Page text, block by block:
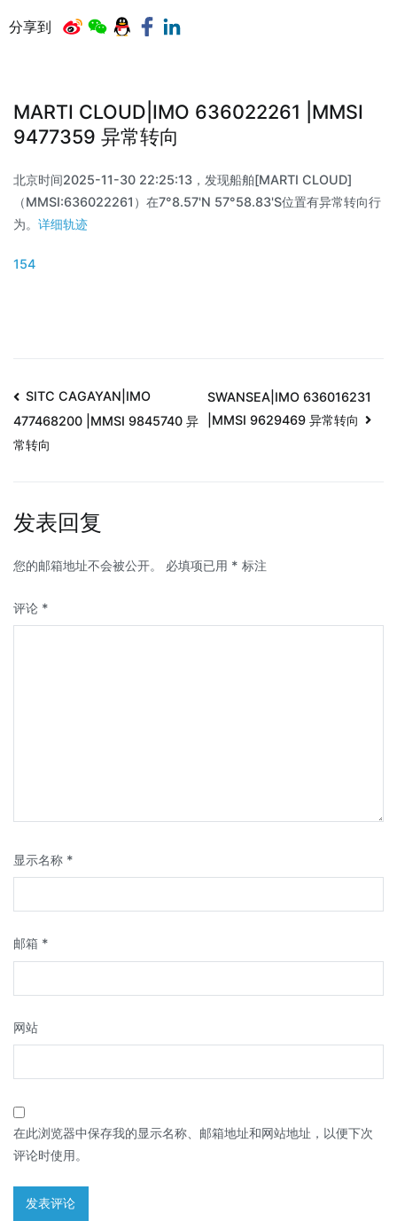
分享到
MARTI CLOUD|IMO 636022261 |MMSI
9477359 异常转向
北京时间2025-11-30 22:25:13，发现船舶[MARTI CLOUD]
（MMSI:636022261）在7°8.57'N 57°58.83'S位置有异常转向行
为。 详细轨迹
154
SITC CAGAYAN|IMO
477468200 |MMSI 9845740 异
常转向
SWANSEA|IMO 636016231
|MMSI 9629469 异常转向
发表回复
您的邮箱地址不会被公开。 必填项已用 * 标注
评论 *
显示名称 *
邮箱 *
网站
在此浏览器中保存我的显示名称、邮箱地址和网站地址，以便下次
评论时使用。